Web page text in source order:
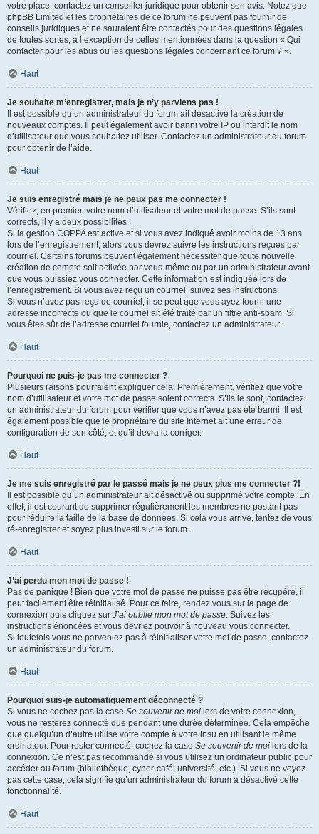
votre place, contactez un conseiller juridique pour obtenir son avis. Notez que
phpBB Limited et les propriétaires de ce forum ne peuvent pas fournir de
conseils juridiques et ne sauraient être contactés pour des questions légales
de toutes sortes, à l’exception de celles mentionnées dans la question « Qui
contacter pour les abus ou les questions légales concernant ce forum ? ».
Haut
Je souhaite m’enregistrer, mais je n’y parviens pas !
Il est possible qu’un administrateur du forum ait désactivé la création de
nouveaux comptes. Il peut également avoir banni votre IP ou interdit le nom
d’utilisateur que vous souhaitez utiliser. Contactez un administrateur du forum
pour obtenir de l’aide.
Haut
Je suis enregistré mais je ne peux pas me connecter !
Vérifiez, en premier, votre nom d’utilisateur et votre mot de passe. S’ils sont
corrects, il y a deux possibilités :
Si la gestion COPPA est active et si vous avez indiqué avoir moins de 13 ans
lors de l’enregistrement, alors vous devrez suivre les instructions reçues par
courriel. Certains forums peuvent également nécessiter que toute nouvelle
création de compte soit activée par vous-même ou par un administrateur avant
que vous puissiez vous connecter. Cette information est indiquée lors de
l’enregistrement. Si vous avez reçu un courriel, suivez ses instructions.
Si vous n’avez pas reçu de courriel, il se peut que vous ayez fourni une
adresse incorrecte ou que le courriel ait été traité par un filtre anti-spam. Si
vous êtes sûr de l’adresse courriel fournie, contactez un administrateur.
Haut
Pourquoi ne puis-je pas me connecter ?
Plusieurs raisons pourraient expliquer cela. Premièrement, vérifiez que votre
nom d’utilisateur et votre mot de passe soient corrects. S’ils le sont, contactez
un administrateur du forum pour vérifier que vous n’avez pas été banni. Il est
également possible que le propriétaire du site Internet ait une erreur de
configuration de son côté, et qu’il devra la corriger.
Haut
Je me suis enregistré par le passé mais je ne peux plus me connecter ?!
Il est possible qu’un administrateur ait désactivé ou supprimé votre compte. En
effet, il est courant de supprimer régulièrement les membres ne postant pas
pour réduire la taille de la base de données. Si cela vous arrive, tentez de vous
ré-enregistrer et soyez plus investi sur le forum.
Haut
J’ai perdu mon mot de passe !
Pas de panique ! Bien que votre mot de passe ne puisse pas être récupéré, il
peut facilement être réinitialisé. Pour ce faire, rendez vous sur la page de
connexion puis cliquez sur J’ai oublié mon mot de passe. Suivez les
instructions énoncées et vous devriez pouvoir à nouveau vous connecter.
Si toutefois vous ne parveniez pas à réinitialiser votre mot de passe, contactez
un administrateur du forum.
Haut
Pourquoi suis-je automatiquement déconnecté ?
Si vous ne cochez pas la case Se souvenir de moi lors de votre connexion,
vous ne resterez connecté que pendant une durée déterminée. Cela empêche
que quelqu’un d’autre utilise votre compte à votre insu en utilisant le même
ordinateur. Pour rester connecté, cochez la case Se souvenir de moi lors de la
connexion. Ce n’est pas recommandé si vous utilisez un ordinateur public pour
accéder au forum (bibliothèque, cyber-café, université, etc.). Si vous ne voyez
pas cette case, cela signifie qu’un administrateur du forum a désactivé cette
fonctionnalité.
Haut